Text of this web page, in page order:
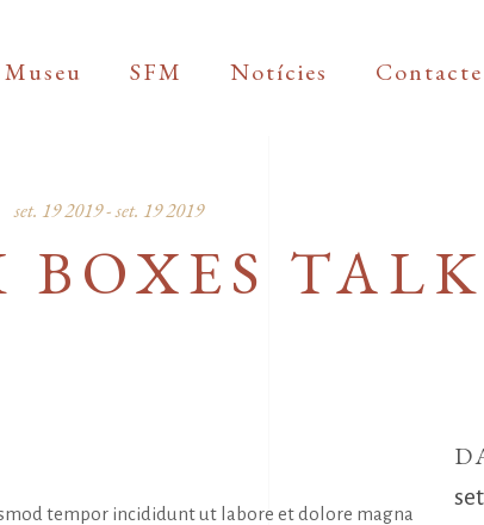
SFM Notícies Contacte
set. 19 2019 - set. 19 2019
BOXES
tempor incididunt ut labore et dolore magna